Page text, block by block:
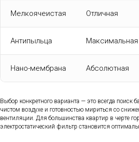
Мелкоячеистая Отличная
Антипыльца Максимальная
Нано-мембрана Абсолютная
Выбор конкретного варианта — это всегда поиск
чистом воздухе и готовностью мириться со
вентиляции. Для большинства квартир в черте
электростатический фильтр становится